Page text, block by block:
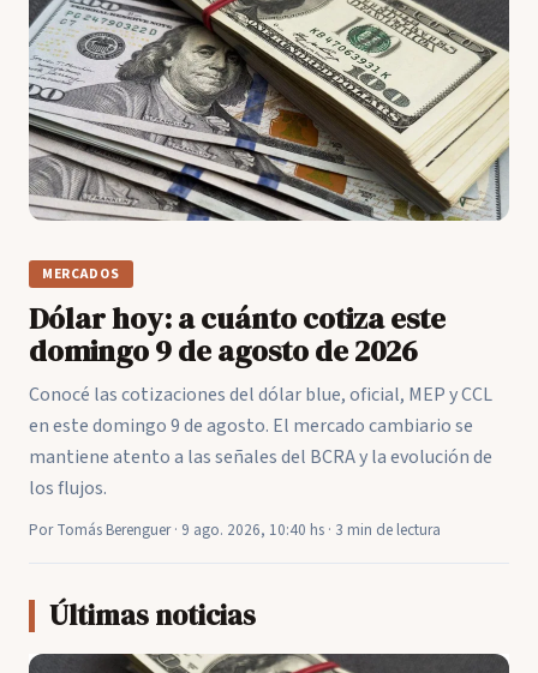
MERCADOS
Dólar hoy: a cuánto cotiza este
domingo 9 de agosto de 2026
Conocé las cotizaciones del dólar blue, oficial, MEP y CCL
en este domingo 9 de agosto. El mercado cambiario se
mantiene atento a las señales del BCRA y la evolución de
los flujos.
Por Tomás Berenguer · 9 ago. 2026, 10:40 hs · 3 min de lectura
Últimas noticias